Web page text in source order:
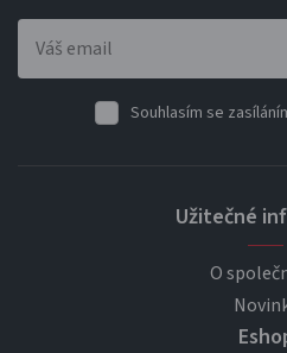
Souhlasím se
Užitečné
O